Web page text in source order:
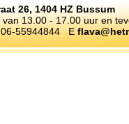
26, 1404 HZ Bussum
13.00 - 17.00 uur en
55944844 E